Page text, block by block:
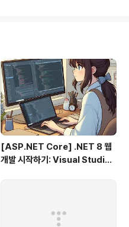
[ASP.NET Core] .NET 8 웹
개발 시작하기: Visual Studio